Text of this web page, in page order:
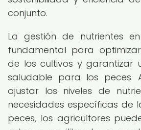
conjunto.
La gestión de nutrientes
fundamental para
de los cultivos y garantizar
saludable para los peces.
ajustar los niveles de
necesidades específicas de
peces, los agricultores